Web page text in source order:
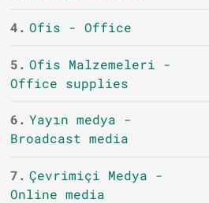
4. Ofis - Office
5. Ofis Malzemeleri -
Office supplies
6. Yayın medya -
Broadcast media
7. Çevrimiçi Medya -
Online media